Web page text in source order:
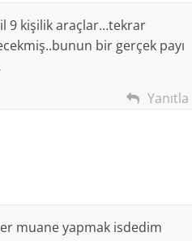
9 kişilik araçlar…tekrar
bir gerçek payı
Yanıtla
muane yapmak isdedim